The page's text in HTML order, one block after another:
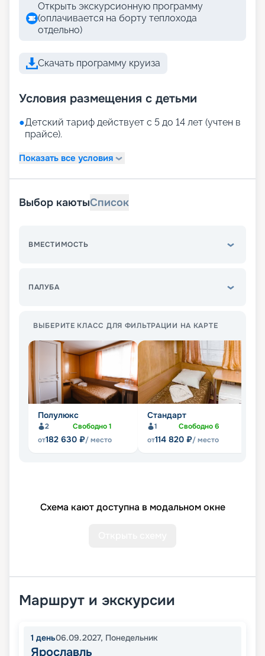
Открыть экскурсионную программу
(оплачивается на борту теплохода
отдельно)
Скачать программу круиза
Условия размещения с детьми
●Детский тариф действует с 5 до 14 лет (учтен в
прайсе).
Показать все условия
Выбор каютыСписок
ВМЕСТИМОСТЬ
ПАЛУБА
ВЫБЕРИТЕ КЛАСС ДЛЯ ФИЛЬТРАЦИИ НА КАРТЕ
Полулюкс
2 Свободно1
от182 630 ₽/ место
Стандарт
1 Свободно6
от114 820 ₽/ место
Схема кают доступна в модальном окне
Маршрут и экскурсии
1 день06.09.2027, Понедельник
Ярославль